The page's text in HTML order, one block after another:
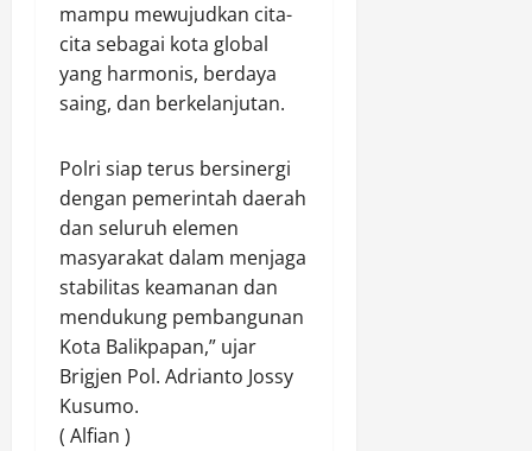
mampu mewujudkan cita-
cita sebagai kota global
yang harmonis, berdaya
saing, dan berkelanjutan.
Polri siap terus bersinergi
dengan pemerintah daerah
dan seluruh elemen
masyarakat dalam menjaga
stabilitas keamanan dan
mendukung pembangunan
Kota Balikpapan,” ujar
Brigjen Pol. Adrianto Jossy
Kusumo.
( Alfian )